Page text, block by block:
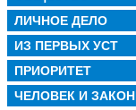
ЛИЧНОЕ ДЕЛО
ИЗ ПЕРВЫХ УСТ
ПРИОРИТЕТ
ЧЕЛОВЕК И ЗАКОН